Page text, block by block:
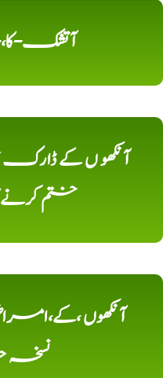
آتشک-
آنکھو ں کے
ختم کرنے
آنکھوں